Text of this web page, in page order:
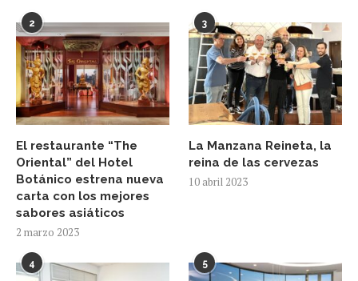
2
El restaurante “The
Oriental” del Hotel
Botánico estrena nueva
carta con los mejores
sabores asiáticos
2 marzo 2023
3
La Manzana Reineta, la
reina de las cervezas
10 abril 2023
4 5